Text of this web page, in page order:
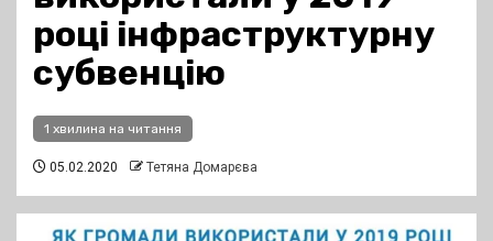
році інфраструктурну
субвенцію
1 хвилина на читання
05.02.2020 Тетяна Домарєва